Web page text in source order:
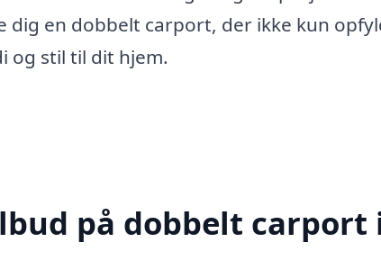
en dobbelt carport, der ikke kun
og stil til dit hjem.
på dobbelt carport